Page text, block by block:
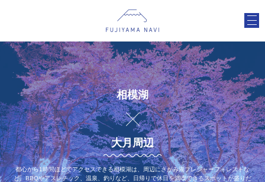
相模湖
大月周辺
都心から1時間ほどでアクセスできる相模湖は、周辺にさがみ湖プレジャーフォレストな
ど、BBQやアスレチック、温泉、釣りなど、日帰りで休日を満喫できるスポットが盛りだ